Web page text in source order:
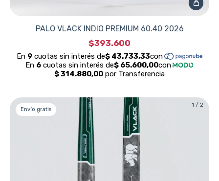
PALO VLACK INDIO PREMIUM 60.40 2026
$393.600
1 / 2
Envío gratis